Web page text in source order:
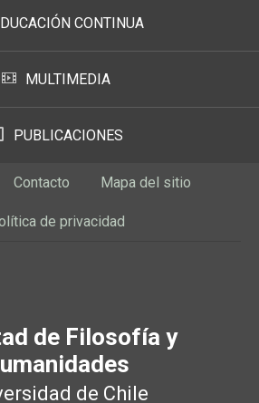
CONTINUA
MULTIMEDIA
PUBLICACIONES
Contacto Mapa del sitio
de privacidad
de Filosofía y
de Chile